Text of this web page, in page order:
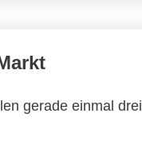
gerade einmal drei